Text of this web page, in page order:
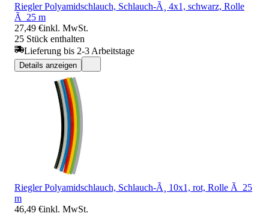
Riegler Polyamidschlauch, Schlauch-Ã¸ 4x1, schwarz, Rolle
Ã 25 m
27,49 €inkl. MwSt.
25 Stück enthalten
Lieferung bis 2-3 Arbeitstage
Details anzeigen
Riegler Polyamidschlauch, Schlauch-Ã¸ 10x1, rot, Rolle Ã 25
m
46,49 €inkl. MwSt.